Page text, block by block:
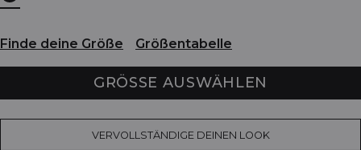
Finde deine Größe Größentabelle
GRÖSSE AUSWÄHLEN
VERVOLLSTÄNDIGE DEINEN LOOK